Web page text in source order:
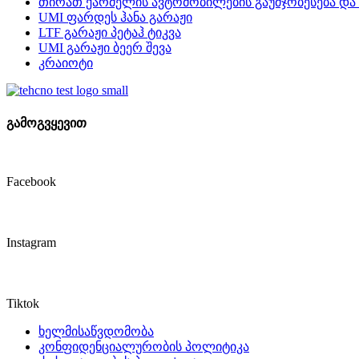
UMI ფარდეს ჰანა გარაჟი
LTF გარაჟი პეტაჰ ტიკვა
UMI გარაჟი ბეერ შევა
კრაიოტი
გამოგვყევით
Facebook
Instagram
Tiktok
ხელმისაწვდომობა
კონფიდენციალურობის პოლიტიკა